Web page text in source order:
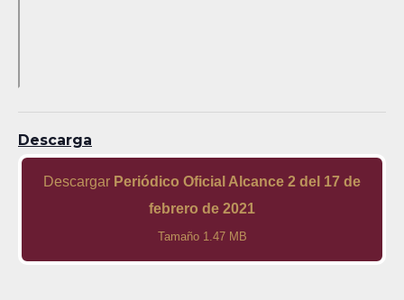
Descarga
Descargar Periódico Oficial Alcance 2 del 17 de
febrero de 2021
Tamaño 1.47 MB